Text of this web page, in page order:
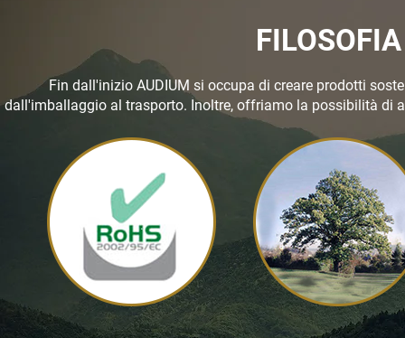
Fin dall'inizio AUDIUM si occupa di creare prodotti
dall'imballaggio al trasporto. Inoltre, offriamo la possibilità di